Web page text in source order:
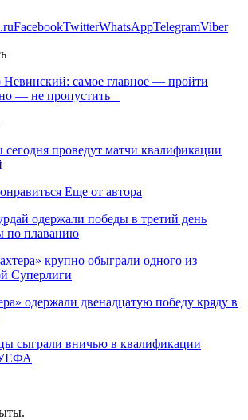
FacebookTwitterWhatsAppTelegramViber
самое главное — пройти
— не пропустить
сегодня проведут матчи квалификации
Еще от автора
одержали победы в третий день
по плаванию
крупно обыграли одного из
Суперлиги
одержали двенадцатую победу кряду в
сыграли вничью в квалификации